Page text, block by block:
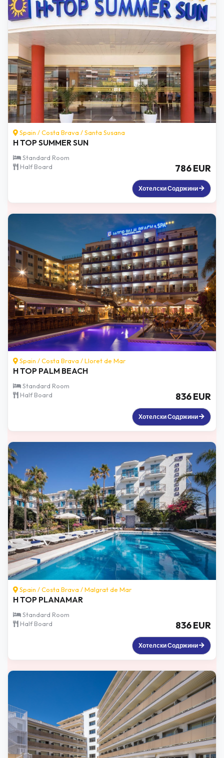
Spain /Costa Brava /Santa Susana
H TOP SUMMER SUN
Standard Room
Half Board
786 EUR
Хотелски Содржини
Spain /Costa Brava /Lloret de Mar
H TOP PALM BEACH
Standard Room
Half Board
836 EUR
Хотелски Содржини
Spain /Costa Brava /Malgrat de Mar
H TOP PLANAMAR
Standard Room
Half Board
836 EUR
Хотелски Содржини